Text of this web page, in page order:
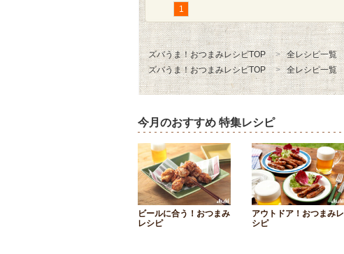
1
ズバうま！おつまみレシピTOP 全レシピ一覧
ズバうま！おつまみレシピTOP
全レシピ一覧
今月のおすすめ 特集レシピ
ビールに合う！おつまみ
レシピ
アウトドア！おつまみレ
シピ